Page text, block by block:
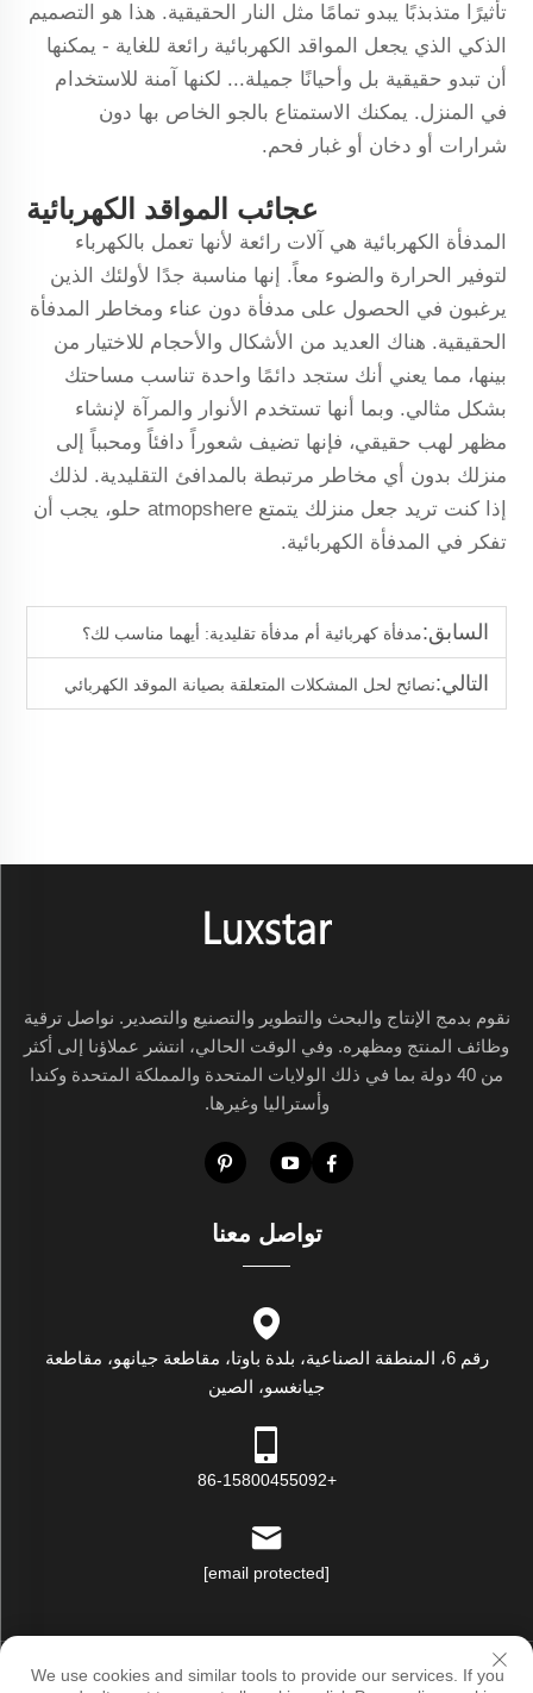
تأثيرًا متذبذبًا يبدو تمامًا مثل النار الحقيقية. هذا هو التصميم
الذكي الذي يجعل المواقد الكهربائية رائعة للغاية - يمكنها
أن تبدو حقيقية بل وأحيانًا جميلة... لكنها آمنة للاستخدام
في المنزل. يمكنك الاستمتاع بالجو الخاص بها دون
شرارات أو دخان أو غبار فحم.
عجائب المواقد الكهربائية
المدفأة الكهربائية هي آلات رائعة لأنها تعمل بالكهرباء
لتوفير الحرارة والضوء معاً. إنها مناسبة جدًا لأولئك الذين
يرغبون في الحصول على مدفأة دون عناء ومخاطر المدفأة
الحقيقية. هناك العديد من الأشكال والأحجام للاختيار من
بينها، مما يعني أنك ستجد دائمًا واحدة تناسب مساحتك
بشكل مثالي. وبما أنها تستخدم الأنوار والمرآة لإنشاء
مظهر لهب حقيقي، فإنها تضيف شعوراً دافئاً ومحبباً إلى
منزلك بدون أي مخاطر مرتبطة بالمدافئ التقليدية. لذلك
إذا كنت تريد جعل منزلك يتمتع atmopshere حلو، يجب أن
تفكر في المدفأة الكهربائية.
السابق:مدفأة كهربائية أم مدفأة تقليدية: أيهما مناسب لك؟
التالي:نصائح لحل المشكلات المتعلقة بصيانة الموقد الكهربائي
نقوم بدمج الإنتاج والبحث والتطوير والتصنيع والتصدير. نواصل ترقية
وظائف المنتج ومظهره. وفي الوقت الحالي، انتشر عملاؤنا إلى أكثر
من 40 دولة بما في ذلك الولايات المتحدة والمملكة المتحدة وكندا
وأستراليا وغيرها.
تواصل معنا
رقم 6، المنطقة الصناعية، بلدة باوتا، مقاطعة جيانهو، مقاطعة
جيانغسو، الصين
+86-15800455092
[email protected]
حقوق النسخ © لوكسستار إندستريال (جيانغسو) كو., لت. جميع الحقوق
We use cookies and similar tools to provide our services. If you